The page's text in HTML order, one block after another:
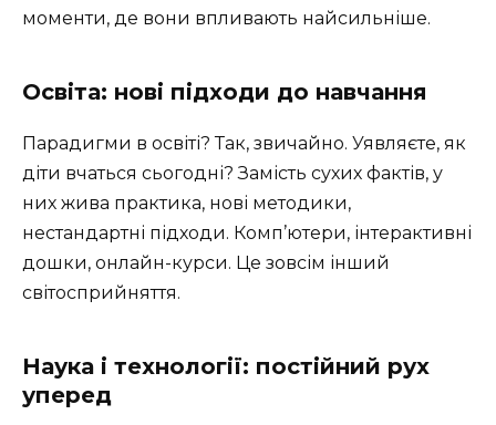
моменти, де вони впливають найсильніше.
Освіта: нові підходи до навчання
Парадигми в освіті? Так, звичайно. Уявляєте, як
діти вчаться сьогодні? Замість сухих фактів, у
них жива практика, нові методики,
нестандартні підходи. Комп’ютери, інтерактивні
дошки, онлайн-курси. Це зовсім інший
світосприйняття.
Наука і технології: постійний рух
уперед